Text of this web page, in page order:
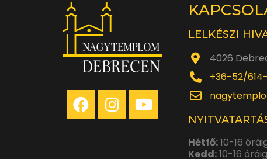
LELKÉSZI
4026
+36-52/
Hétfő:10-16
Kedd:10-16 óráig